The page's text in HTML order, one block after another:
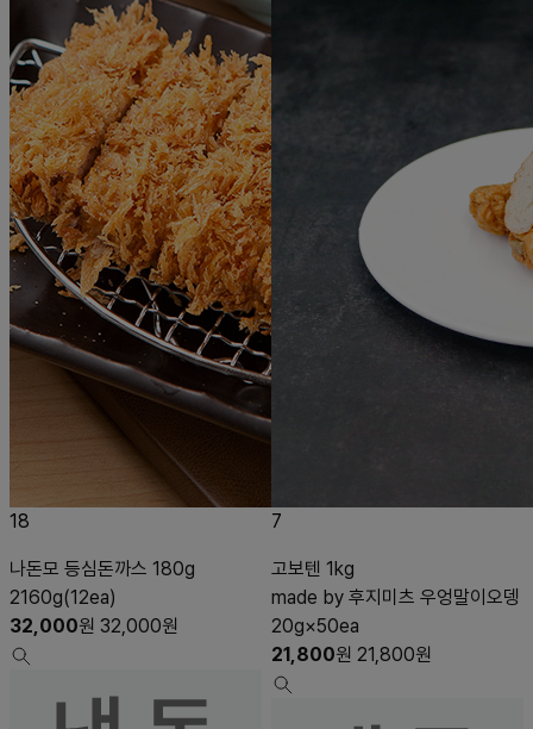
18
나돈모 등심돈까스 180g
2160g(12ea)
32,000원 32,000원
7
고보텐 1kg
made by 후지미츠 우엉말이오뎅
20g×50ea
21,800원 21,800원